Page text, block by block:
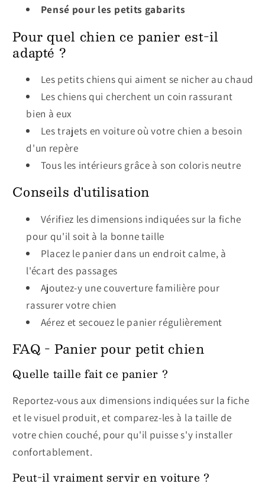
Pensé pour les petits gabarits
Pour quel chien ce panier est-il
adapté ?
Les petits chiens qui aiment se nicher au chaud
Les chiens qui cherchent un coin rassurant
bien à eux
Les trajets en voiture où votre chien a besoin
d'un repère
Tous les intérieurs grâce à son coloris neutre
Conseils d'utilisation
Vérifiez les dimensions indiquées sur la fiche
pour qu'il soit à la bonne taille
Placez le panier dans un endroit calme, à
l'écart des passages
Ajoutez-y une couverture familière pour
rassurer votre chien
Aérez et secouez le panier régulièrement
FAQ - Panier pour petit chien
Quelle taille fait ce panier ?
Reportez-vous aux dimensions indiquées sur la fiche
et le visuel produit, et comparez-les à la taille de
votre chien couché, pour qu'il puisse s'y installer
confortablement.
Peut-il vraiment servir en voiture ?